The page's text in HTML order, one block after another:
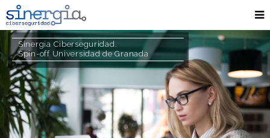
Sinergia Ciberseguridad.
Spin-off Universidad de Granada